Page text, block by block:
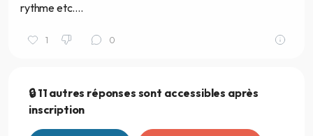
rythme etc....
1 0
🔒 11 autres réponses sont accessibles après
inscription